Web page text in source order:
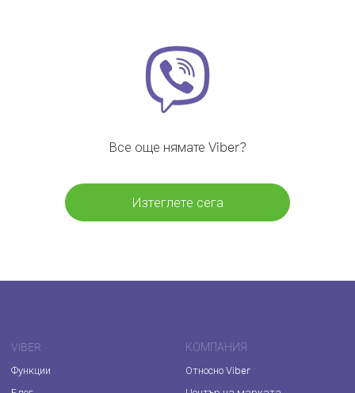
Все още нямате Viber?
Изтеглете сега
VIBER
Функции
КОМПАНИЯ
Относно Viber